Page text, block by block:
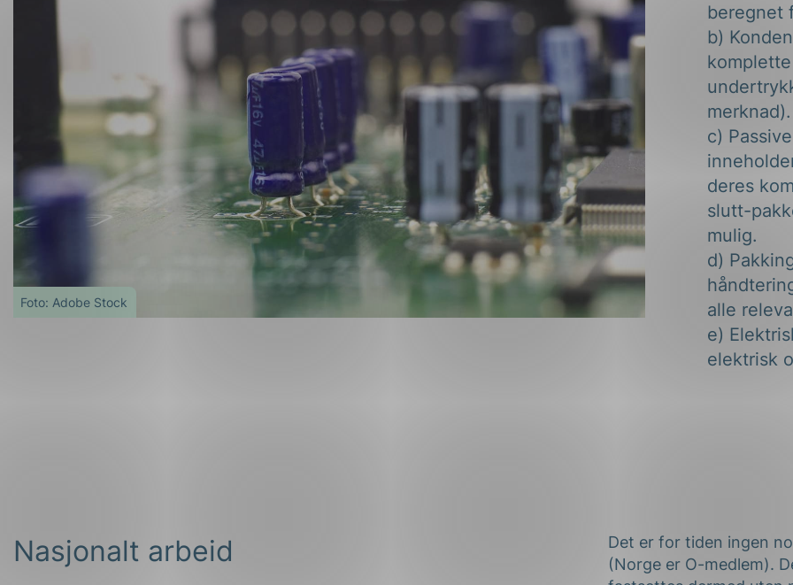
Foto: Adobe Stock
beregnet
b)
merknad).
c)
deres
slutt-
mulig.
d)
alle
e)
elektrisk
Nasjonalt arbeid
Det er for tiden ingen
(Norge er O-medlem).